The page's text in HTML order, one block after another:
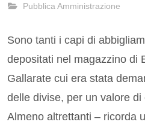
Pubblica Amministrazione
Sono tanti i capi di
depositati nel magazzino di
Gallarate cui era stata
delle divise, per un valore
Almeno altrettanti – ricorda